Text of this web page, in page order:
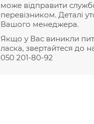
може відправити
перевізником. Деталі
Вашого менеджера.
Якщо у Вас виникли
ласка, звертайтеся до
050 201-80-92